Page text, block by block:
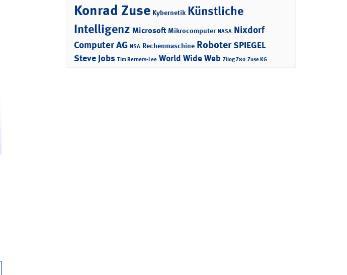
Konrad Zuse Kybernetik Künstliche
Intelligenz Microsoft Mikrocomputer NASA Nixdorf
Computer AG NSA Rechenmaschine RoboterSPIEGEL
Steve Jobs Tim Berners-Lee World Wide Web Zilog Z80 Zuse KG